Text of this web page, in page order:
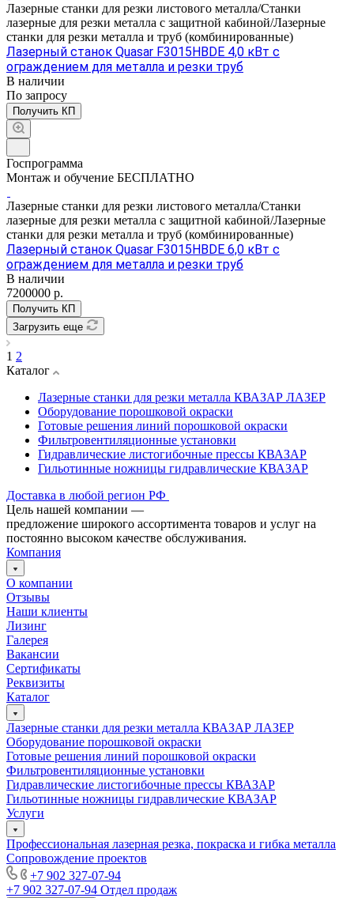
Лазерные станки для резки листового металла/Станки
лазерные для резки металла с защитной кабиной/Лазерные
станки для резки металла и труб (комбинированные)
Лазерный станок Quasar F3015HBDE 4,0 кВт с
ограждением для металла и резки труб
В наличии
По запросу
Получить КП
Госпрограмма
Монтаж и обучение БЕСПЛАТНО
Лазерные станки для резки листового металла/Станки
лазерные для резки металла с защитной кабиной/Лазерные
станки для резки металла и труб (комбинированные)
Лазерный станок Quasar F3015HBDE 6,0 кВт с
ограждением для металла и резки труб
В наличии
7200000 р.
Получить КП
Загрузить еще
1 2
Каталог
Лазерные станки для резки металла КВАЗАР ЛАЗЕР
Оборудование порошковой окраски
Готовые решения линий порошковой окраски
Фильтровентиляционные установки
Гидравлические листогибочные прессы КВАЗАР
Гильотинные ножницы гидравлические КВАЗАР
Доставка в любой регион РФ
Цель нашей компании —
предложение широкого ассортимента товаров и услуг на
постоянно высоком качестве обслуживания.
Компания
О компании
Отзывы
Наши клиенты
Лизинг
Галерея
Вакансии
Сертификаты
Реквизиты
Каталог
Лазерные станки для резки металла КВАЗАР ЛАЗЕР
Оборудование порошковой окраски
Готовые решения линий порошковой окраски
Фильтровентиляционные установки
Гидравлические листогибочные прессы КВАЗАР
Гильотинные ножницы гидравлические КВАЗАР
Услуги
Профессиональная лазерная резка, покраска и гибка металла
Сопровождение проектов
+7 902 327-07-94
+7 902 327-07-94 Отдел продаж